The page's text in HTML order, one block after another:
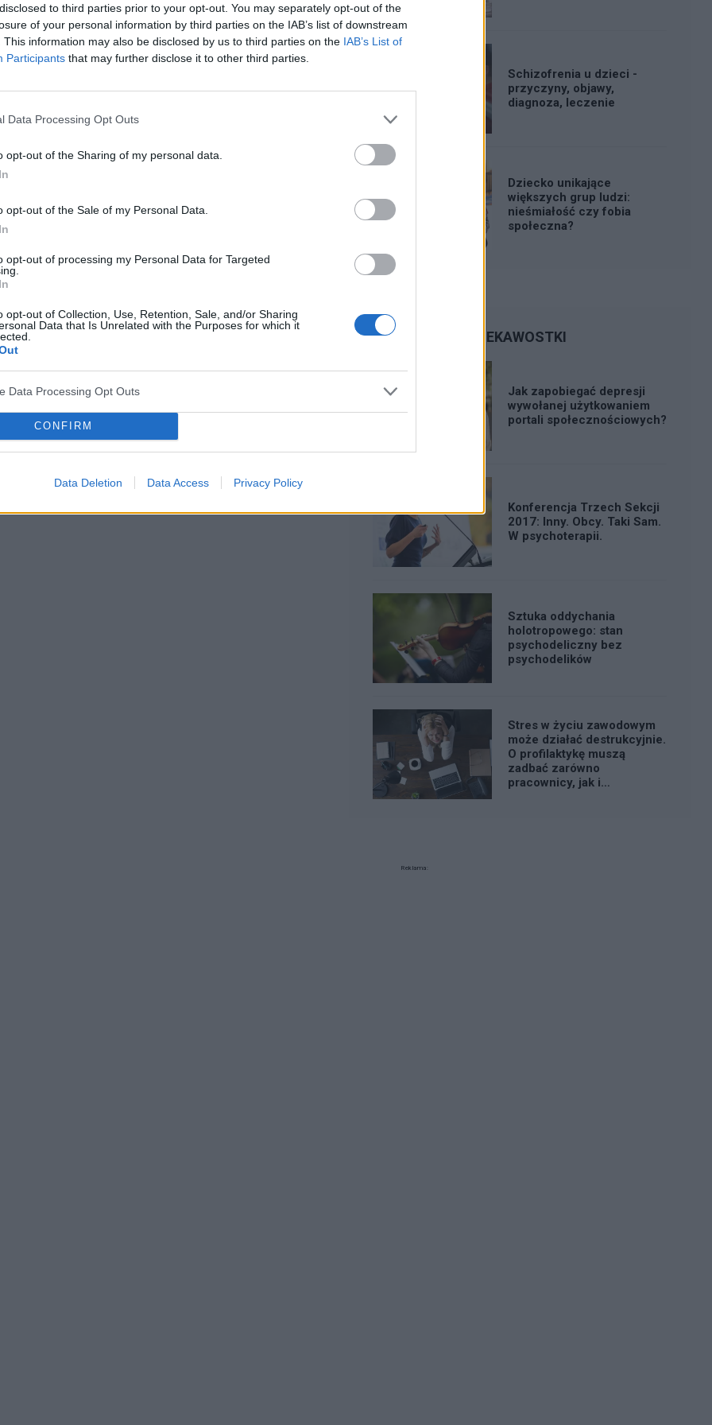
to third parties prior to your opt-out. You may separately opt-out of the
of your personal information by third parties on the IAB’s list of downstream
This information may also be disclosed by us to third parties on the IAB’s List of
Participants that may further disclose it to other third parties.
Data Processing Opt Outs
opt-out of the Sharing of my personal data.
opt-out of the Sale of my Personal Data.
opt-out of processing my Personal Data for Targeted
opt-out of Collection, Use, Retention, Sale, and/or Sharing
Data that Is Unrelated with the Purposes for which it
Data Processing Opt Outs
CONFIRM
Data Deletion Data Access Privacy Policy
to. Na szczęśćie tak w realu jak ide do sklepu po
Problem jest tylko z tym internetem. Choruje
Co z tym zrobić?
pracy/ stażu jako asystent zdrowienia w
Parczew. Jeśliby Państwo wiedzieli gdzie
Schizofrenia u dzieci -
przyczyny, objawy,
diagnoza, leczenie
Dziecko unikające
większych grup ludzi:
nieśmiałość czy fobia
społeczna?
CIEKAWOSTKI
Jak zapobiegać depresji
wywołanej użytkowaniem
portali społecznościowych?
Konferencja Trzech Sekcji
2017: Inny. Obcy. Taki Sam.
W psychoterapii.
Sztuka oddychania
holotropowego: stan
psychodeliczny bez
psychodelików
Stres w życiu zawodowym
może działać destrukcyjnie.
O profilaktykę muszą
zadbać zarówno
pracownicy, jak i
Reklama: